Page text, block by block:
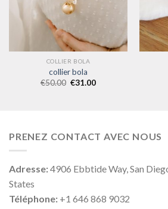
COLLIER BOLA
collier bola
€50.00 €31.00
PRENEZ CONTACT AVEC NOUS
Adresse:4906 Ebbtide Way, San
States
Téléphone: +1 646 868 9032